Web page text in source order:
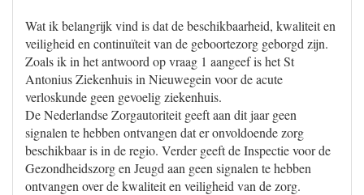
Wat ik belangrijk vind is dat de beschikbaarheid, kwaliteit en
veiligheid en continuïteit van de geboortezorg geborgd zijn.
Zoals ik in het antwoord op vraag 1 aangeef is het St
Antonius Ziekenhuis in Nieuwegein voor de acute
verloskunde geen gevoelig ziekenhuis.
De Nederlandse Zorgautoriteit geeft aan dit jaar geen
signalen te hebben ontvangen dat er onvoldoende zorg
beschikbaar is in de regio. Verder geeft de Inspectie voor de
Gezondheidszorg en Jeugd aan geen signalen te hebben
ontvangen over de kwaliteit en veiligheid van de zorg.